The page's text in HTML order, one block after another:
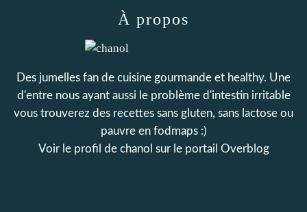
À propos
Des jumelles fan de cuisine gourmande et healthy. Une
d'entre nous ayant aussi le problème d'intestin irritable
vous trouverez des recettes sans gluten, sans lactose ou
pauvre en fodmaps :)
Voir le profil de chanol sur le portail Overblog